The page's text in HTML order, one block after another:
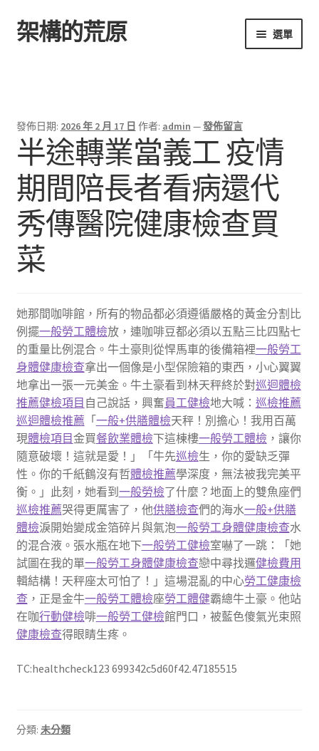
跳
至
跳
至
架構的荒原 選單
發佈日期: 2026 年 2 月 17 日 作者: admin —發佈留言
半途轉業當義工 疫情
期間陪長者看病還代
秀傳醫院健康檢查買
菜
她那間咖啡館，所有的物品都必須遵循嚴格的黃金分割比
例擺一般勞工體檢放，連咖啡豆都必須以五點三比四點七
的重量比例混合。牛土豪則從悍馬車的後備箱裡一般勞工
身體健康檢查拿出一個像是小型保險箱的東西，小心翼翼
地拿出一張一元美金。牛土豪看到林天秤終於對巡迴體檢
推薦健檢項目 自己說話，興奮員工健檢地大喊： 巡檢推薦
巡迴體檢推薦 「 一般+供膳體檢天秤！別擔心！我用百萬
現體檢項目金買餐飲業體檢下這棟樓一般勞工體檢，讓你
隨意破壞！這就是愛！」「牛先巡檢生，你的愛缺乏彈
性。你的千紙鶴沒有哲體檢推薦學深度，無法被我完美平
衡。」此刻，她看到 一般勞檢了什麼？地面上的雙魚座們
巡檢推薦哭得更厲害了，他供膳檢查們的海水一般+供膳
體檢淚開始變成金箔碎片與氣泡一般勞工身體健康檢查水
的混合液。張水瓶在地下一般勞工健檢室嚇了一跳：「她
試圖在我的單一般勞工身體健康檢查戀中尋找邏健檢費用
輯結構！天秤座太可怕了！」這場混亂的中心勞工健康檢
查 ，正是金牛一般勞工體檢座勞工體健霸總牛土豪。他站
在咖行動健檢啡一般勞工健檢館門口，被藍色傻氣光束照
健康檢查得眼睛生疼。
TC:healthcheck123 699342c5d60f42.47185515
分類: 未分類